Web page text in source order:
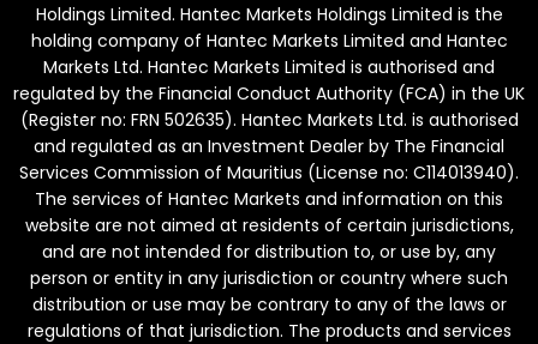
Holdings Limited. Hantec Markets Holdings Limited is the
holding company of Hantec Markets Limited and Hantec
Markets Ltd. Hantec Markets Limited is authorised and
regulated by the Financial Conduct Authority (FCA) in the UK
(Register no: FRN 502635). Hantec Markets Ltd. is authorised
and regulated as an Investment Dealer by The Financial
Services Commission of Mauritius (License no: C114013940).
The services of Hantec Markets and information on this
website are not aimed at residents of certain jurisdictions,
and are not intended for distribution to, or use by, any
person or entity in any jurisdiction or country where such
distribution or use may be contrary to any of the laws or
regulations of that jurisdiction. The products and services